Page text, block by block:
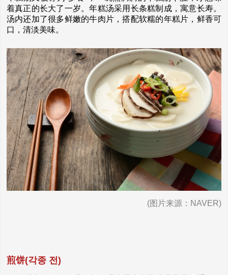
着真正的长大了一岁。年糕汤采用长条糕制成，寓意长寿。
汤内还加了很多鲜嫩的牛肉片，搭配软糯的年糕片，鲜香可
口，清淡美味。
(图片来源：NAVER)
煎饼(각종 전)